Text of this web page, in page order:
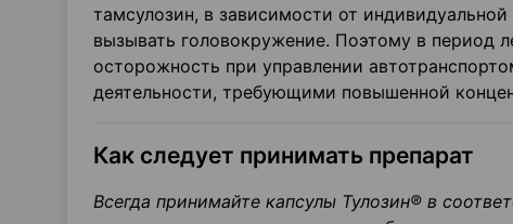
тамсулозин, в зависимости от
вызывать головокружение. Поэтому в период
осторожность при управлении
деятельности, требующими повышенной
Как следует принимать препарат
Всегда принимайте капсулы Тулозин® в